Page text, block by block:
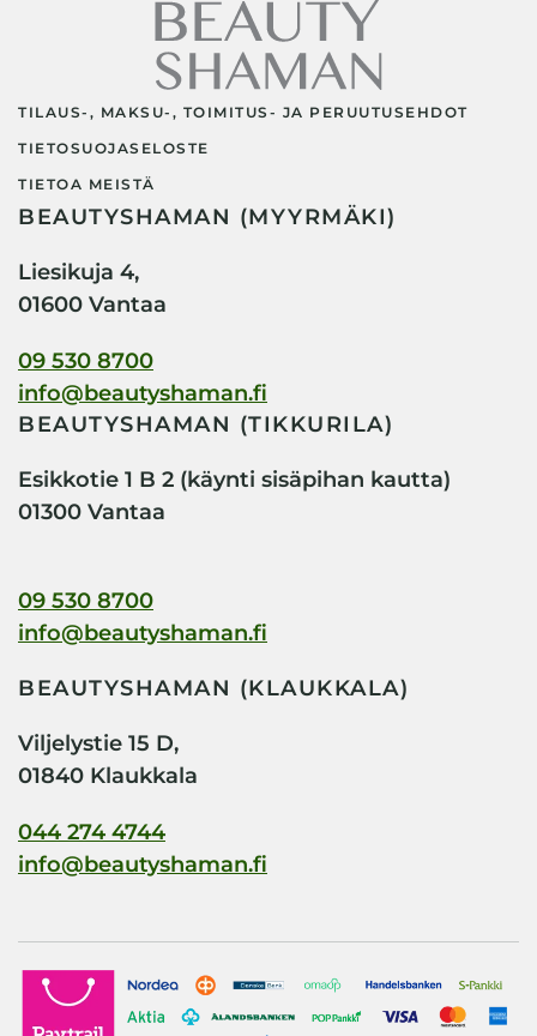
TILAUS-, MAKSU-, TOIMITUS- JA PERUUTUSEHDOT
TIETOSUOJASELOSTE
TIETOA MEISTÄ
BEAUTYSHAMAN (MYYRMÄKI)
Liesikuja 4,
01600 Vantaa
09 530 8700
info@beautyshaman.fi
BEAUTYSHAMAN (TIKKURILA)
Esikkotie 1 B 2 (käynti sisäpihan kautta)
01300 Vantaa
09 530 8700
info@beautyshaman.fi
BEAUTYSHAMAN (KLAUKKALA)
Viljelystie 15 D,
01840 Klaukkala
044 274 4744
info@beautyshaman.fi